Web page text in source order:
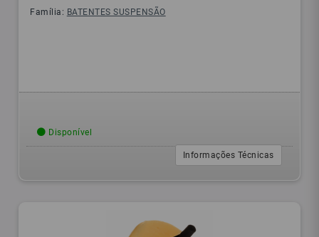
Família: BATENTES SUSPENSÃO
Disponível
Informações Técnicas